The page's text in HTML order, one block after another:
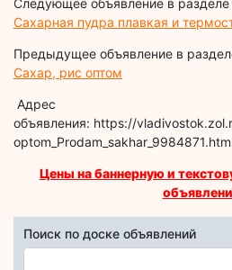
Сахарная пудра плавкая и
Предыдущее объявление в
Сахар, рис оптом
Адрес
объявления: https://
Цены на баннерную и
Поиск по доске объявлений